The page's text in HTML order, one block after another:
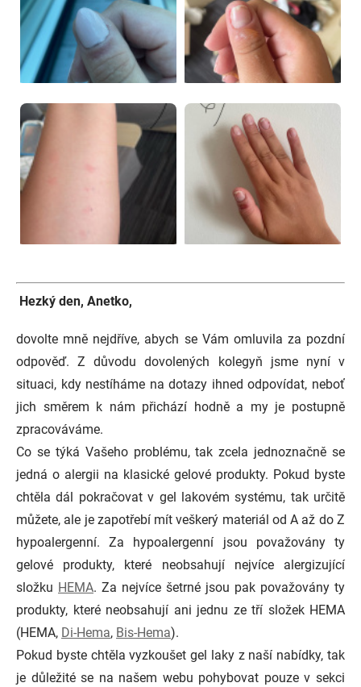
Hezký den, Anetko,
dovolte mně nejdříve, abych se Vám omluvila za pozdní
odpověď. Z důvodu dovolených kolegyň jsme nyní v
situaci, kdy nestíháme na dotazy ihned odpovídat, neboť
jich směrem k nám přichází hodně a my je postupně
zpracováváme.
Co se týká Vašeho problému, tak zcela jednoznačně se
jedná o alergii na klasické gelové produkty. Pokud byste
chtěla dál pokračovat v gel lakovém systému, tak určitě
můžete, ale je zapotřebí mít veškerý materiál od A až do Z
hypoalergenní. Za hypoalergenní jsou považovány ty
gelové produkty, které neobsahují nejvíce alergizující
složku HEMA. Za nejvíce šetrné jsou pak považovány ty
produkty, které neobsahují ani jednu ze tří složek HEMA
(HEMA, Di-Hema, Bis-Hema).
Pokud byste chtěla vyzkoušet gel laky z naší nabídky, tak
je důležité se na našem webu pohybovat pouze v sekci